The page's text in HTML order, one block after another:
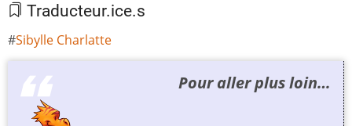
Traducteur.ice.s
Sibylle Charlatte
Pour aller plus loin…